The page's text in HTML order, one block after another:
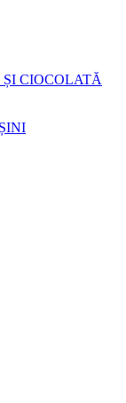
CIOCOLATĂ